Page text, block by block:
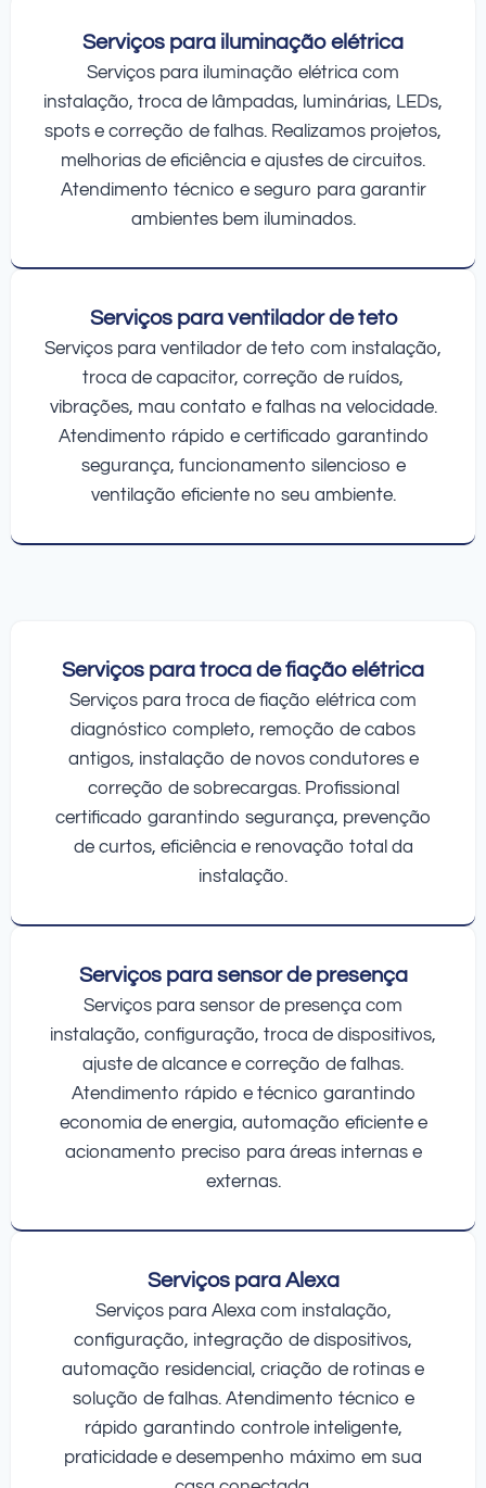
Serviços para iluminação elétrica
Serviços para iluminação elétrica com
instalação, troca de lâmpadas, luminárias, LEDs,
spots e correção de falhas. Realizamos projetos,
melhorias de eficiência e ajustes de circuitos.
Atendimento técnico e seguro para garantir
ambientes bem iluminados.
Serviços para ventilador de teto
Serviços para ventilador de teto com instalação,
troca de capacitor, correção de ruídos,
vibrações, mau contato e falhas na velocidade.
Atendimento rápido e certificado garantindo
segurança, funcionamento silencioso e
ventilação eficiente no seu ambiente.
Serviços para troca de fiação elétrica
Serviços para troca de fiação elétrica com
diagnóstico completo, remoção de cabos
antigos, instalação de novos condutores e
correção de sobrecargas. Profissional
certificado garantindo segurança, prevenção
de curtos, eficiência e renovação total da
instalação.
Serviços para sensor de presença
Serviços para sensor de presença com
instalação, configuração, troca de dispositivos,
ajuste de alcance e correção de falhas.
Atendimento rápido e técnico garantindo
economia de energia, automação eficiente e
acionamento preciso para áreas internas e
externas.
Serviços para Alexa
Serviços para Alexa com instalação,
configuração, integração de dispositivos,
automação residencial, criação de rotinas e
solução de falhas. Atendimento técnico e
rápido garantindo controle inteligente,
praticidade e desempenho máximo em sua